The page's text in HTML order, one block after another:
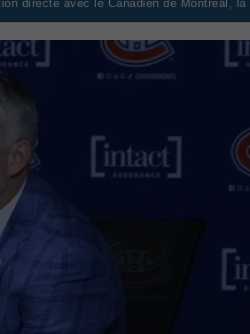
directe avec le Canadien de Montréal, la